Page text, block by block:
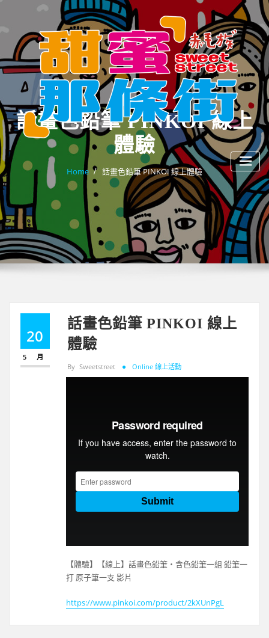
content
話畫色鉛筆 PINKOI 線上
體驗
Home 話畫色鉛筆 PINKOI 線上體驗
20
5 月
話畫色鉛筆 PINKOI 線上
體驗
By Sweetstreet Online 線上活動
【體驗】【線上】話畫色鉛筆・含色鉛筆一組 鉛筆一
打 原子筆一支 影片
https://www.pinkoi.com/product/2kXUnPgL